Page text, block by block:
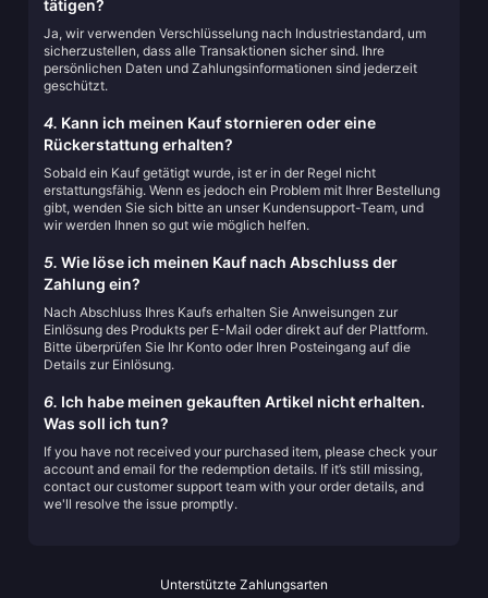
tätigen?
Ja, wir verwenden Verschlüsselung nach Industriestandard, um
sicherzustellen, dass alle Transaktionen sicher sind. Ihre
persönlichen Daten und Zahlungsinformationen sind jederzeit
geschützt.
4. Kann ich meinen Kauf stornieren oder eine
Rückerstattung erhalten?
Sobald ein Kauf getätigt wurde, ist er in der Regel nicht
erstattungsfähig. Wenn es jedoch ein Problem mit Ihrer Bestellung
gibt, wenden Sie sich bitte an unser Kundensupport-Team, und
wir werden Ihnen so gut wie möglich helfen.
5. Wie löse ich meinen Kauf nach Abschluss der
Zahlung ein?
Nach Abschluss Ihres Kaufs erhalten Sie Anweisungen zur
Einlösung des Produkts per E-Mail oder direkt auf der Plattform.
Bitte überprüfen Sie Ihr Konto oder Ihren Posteingang auf die
Details zur Einlösung.
6. Ich habe meinen gekauften Artikel nicht erhalten.
Was soll ich tun?
If you have not received your purchased item, please check your
account and email for the redemption details. If it’s still missing,
contact our customer support team with your order details, and
we'll resolve the issue promptly.
Unterstützte Zahlungsarten